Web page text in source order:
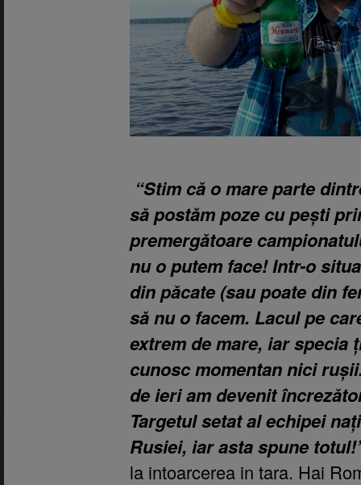
“Stim că o mare parte
să postăm poze cu pești
premergătoare
nu o putem face! Intr-o
din păcate (sau poate din
să nu o facem. Lacul pe
extrem de mare, iar specia
cunosc momentan nici
de ieri am devenit
Targetul setat al echipei
Rusiei, iar asta spune
la intoarcerea in tara. Hai